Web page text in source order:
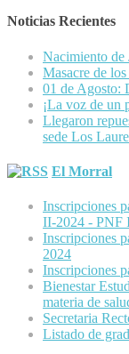
Noticias Recientes
Nacimiento de
Masacre de
01 de Agosto:
¡La voz de un
Llegaron
sede Los
El Morral
Inscripciones
II-2024 - PNF
Inscripciones
2024
Inscripciones
Bienestar
materia de
Secretaria
Listado de